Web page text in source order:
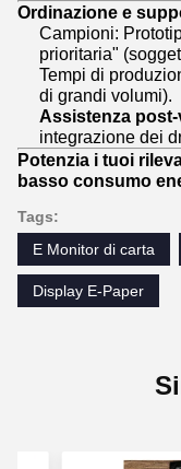
Ordinazione e
Campioni:
prioritaria"
Tempi di
di grandi volumi).
Assistenza
integrazione dei
Potenzia i tuoi
basso consumo
Tags:
E Monitor di carta
Display E-Paper